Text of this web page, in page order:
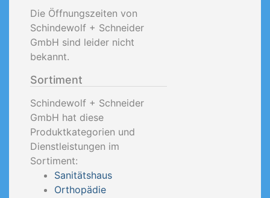
Die Öffnungszeiten von
Schindewolf + Schneider
GmbH sind leider nicht
bekannt.
Sortiment
Schindewolf + Schneider
GmbH hat diese
Produktkategorien und
Dienstleistungen im
Sortiment:
Sanitätshaus
Orthopädie